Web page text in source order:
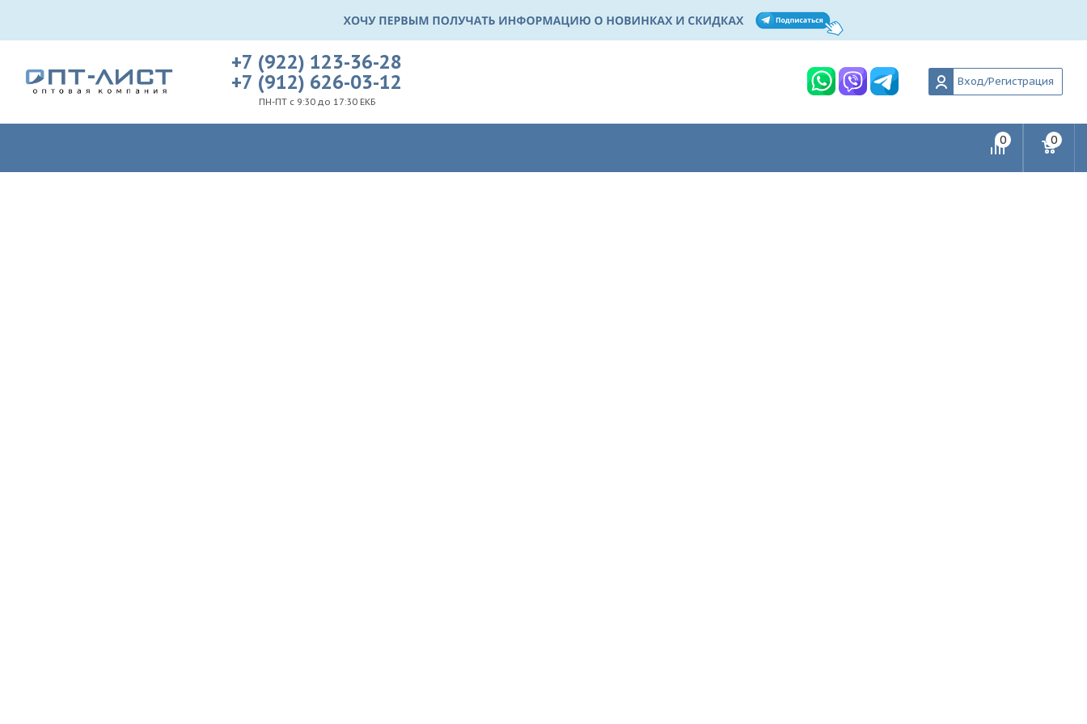
+7 (922) 123-36-28
+7 (912) 626-03-12
ПН-ПТ с 9:30 до 17:30 ЕКБ
Вход/Регистрация
0 0